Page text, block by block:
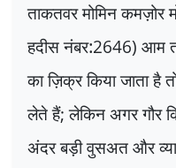
ताकतवर मोमिन कमज़ोर
हदीस नंबर:2646) आम
का ज़िक्र किया जाता है
लेते हैं;लेकिन अगर गौर
अंदर बड़ी वुसअत और